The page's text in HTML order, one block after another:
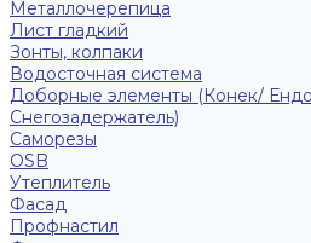
Металлочерепица
Лист гладкий
Зонты, колпаки
Водосточная система
Доборные элементы (Конек/
Снегозадержатель)
Саморезы
ОSB
Утеплитель
Фасад
Профнастил